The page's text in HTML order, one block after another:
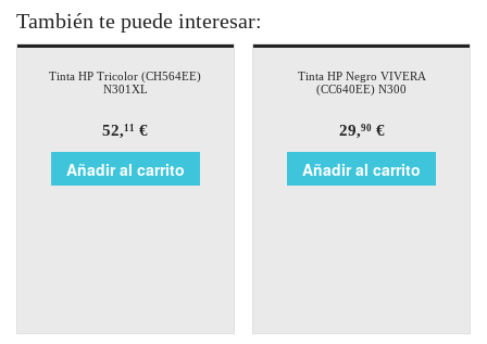
También te puede interesar:
Tinta HP Tricolor (CH564EE)
N301XL
52,11 €
Añadir al carrito
Tinta HP Negro VIVERA
(CC640EE) N300
29,90€
Añadir al carrito